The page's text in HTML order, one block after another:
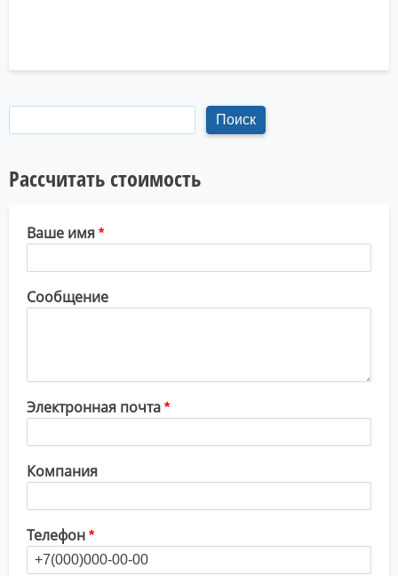
Рассчитать стоимость
Ваше имя
Сообщение
Электронная почта
Компания
Телефон